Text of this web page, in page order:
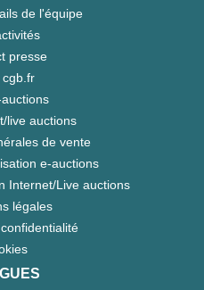
de l'équipe
presse
cgb.fr
live auctions
de vente
e-auctions
Internet/Live auctions
légales